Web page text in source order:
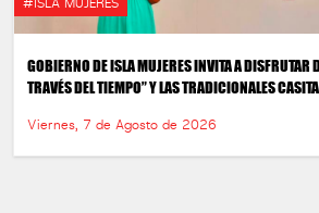
#ISLA MUJERES
GOBIERNO DE ISLA MUJERES INVITA A DISFRUTAR
TRAVÉS DEL TIEMPO” Y LAS TRADICIONALES
Viernes, 7 de Agosto de 2026